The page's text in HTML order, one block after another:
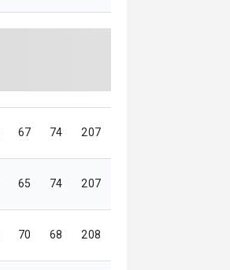
67 74 207
65 74 207
70 68 208